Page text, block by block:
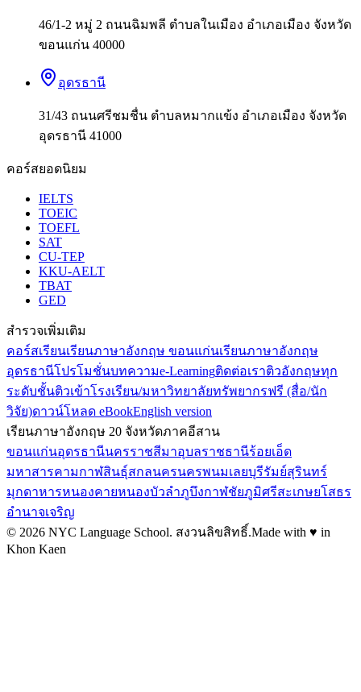
46/1-2 หมู่ 2 ถนนฉิมพลี ตำบลในเมือง อำเภอเมือง จังหวัด
ขอนแก่น 40000
อุดรธานี
31/43 ถนนศรีชมชื่น ตำบลหมากแข้ง อำเภอเมือง จังหวัด
อุดรธานี 41000
คอร์สยอดนิยม
IELTS
TOEIC
TOEFL
SAT
CU-TEP
KKU-AELT
TBAT
GED
สำรวจเพิ่มเติม
คอร์สเรียนเรียนภาษาอังกฤษ ขอนแก่นเรียนภาษาอังกฤษ
อุดรธานีโปรโมชั่นบทความe-Learningติดต่อเราติวอังกฤษทุก
ระดับชั้นติวเข้าโรงเรียน/มหาวิทยาลัยทรัพยากรฟรี (สื่อ/นัก
วิจัย)ดาวน์โหลด eBookEnglish version
เรียนภาษาอังกฤษ 20 จังหวัดภาคอีสาน
ขอนแก่นอุดรธานีนครราชสีมาอุบลราชธานีร้อยเอ็ด
มหาสารคามกาฬสินธุ์สกลนครนครพนมเลยบุรีรัมย์สุรินทร์
มุกดาหารหนองคายหนองบัวลำภูบึงกาฬชัยภูมิศรีสะเกษยโสธร
อำนาจเจริญ
© 2026 NYC Language School. สงวนลิขสิทธิ์.Made with ♥ in
Khon Kaen